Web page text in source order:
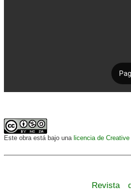
Este obra está bajo una licencia de
Revista